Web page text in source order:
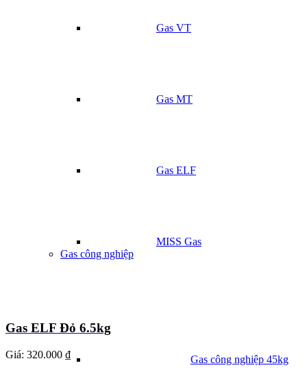
Gas VT
Gas MT
Gas ELF
MISS Gas
Gas công nghiệp
Gas công nghiệp 45kg
Gas ELF Đỏ 6.5kg
Giá: 320.000 ₫